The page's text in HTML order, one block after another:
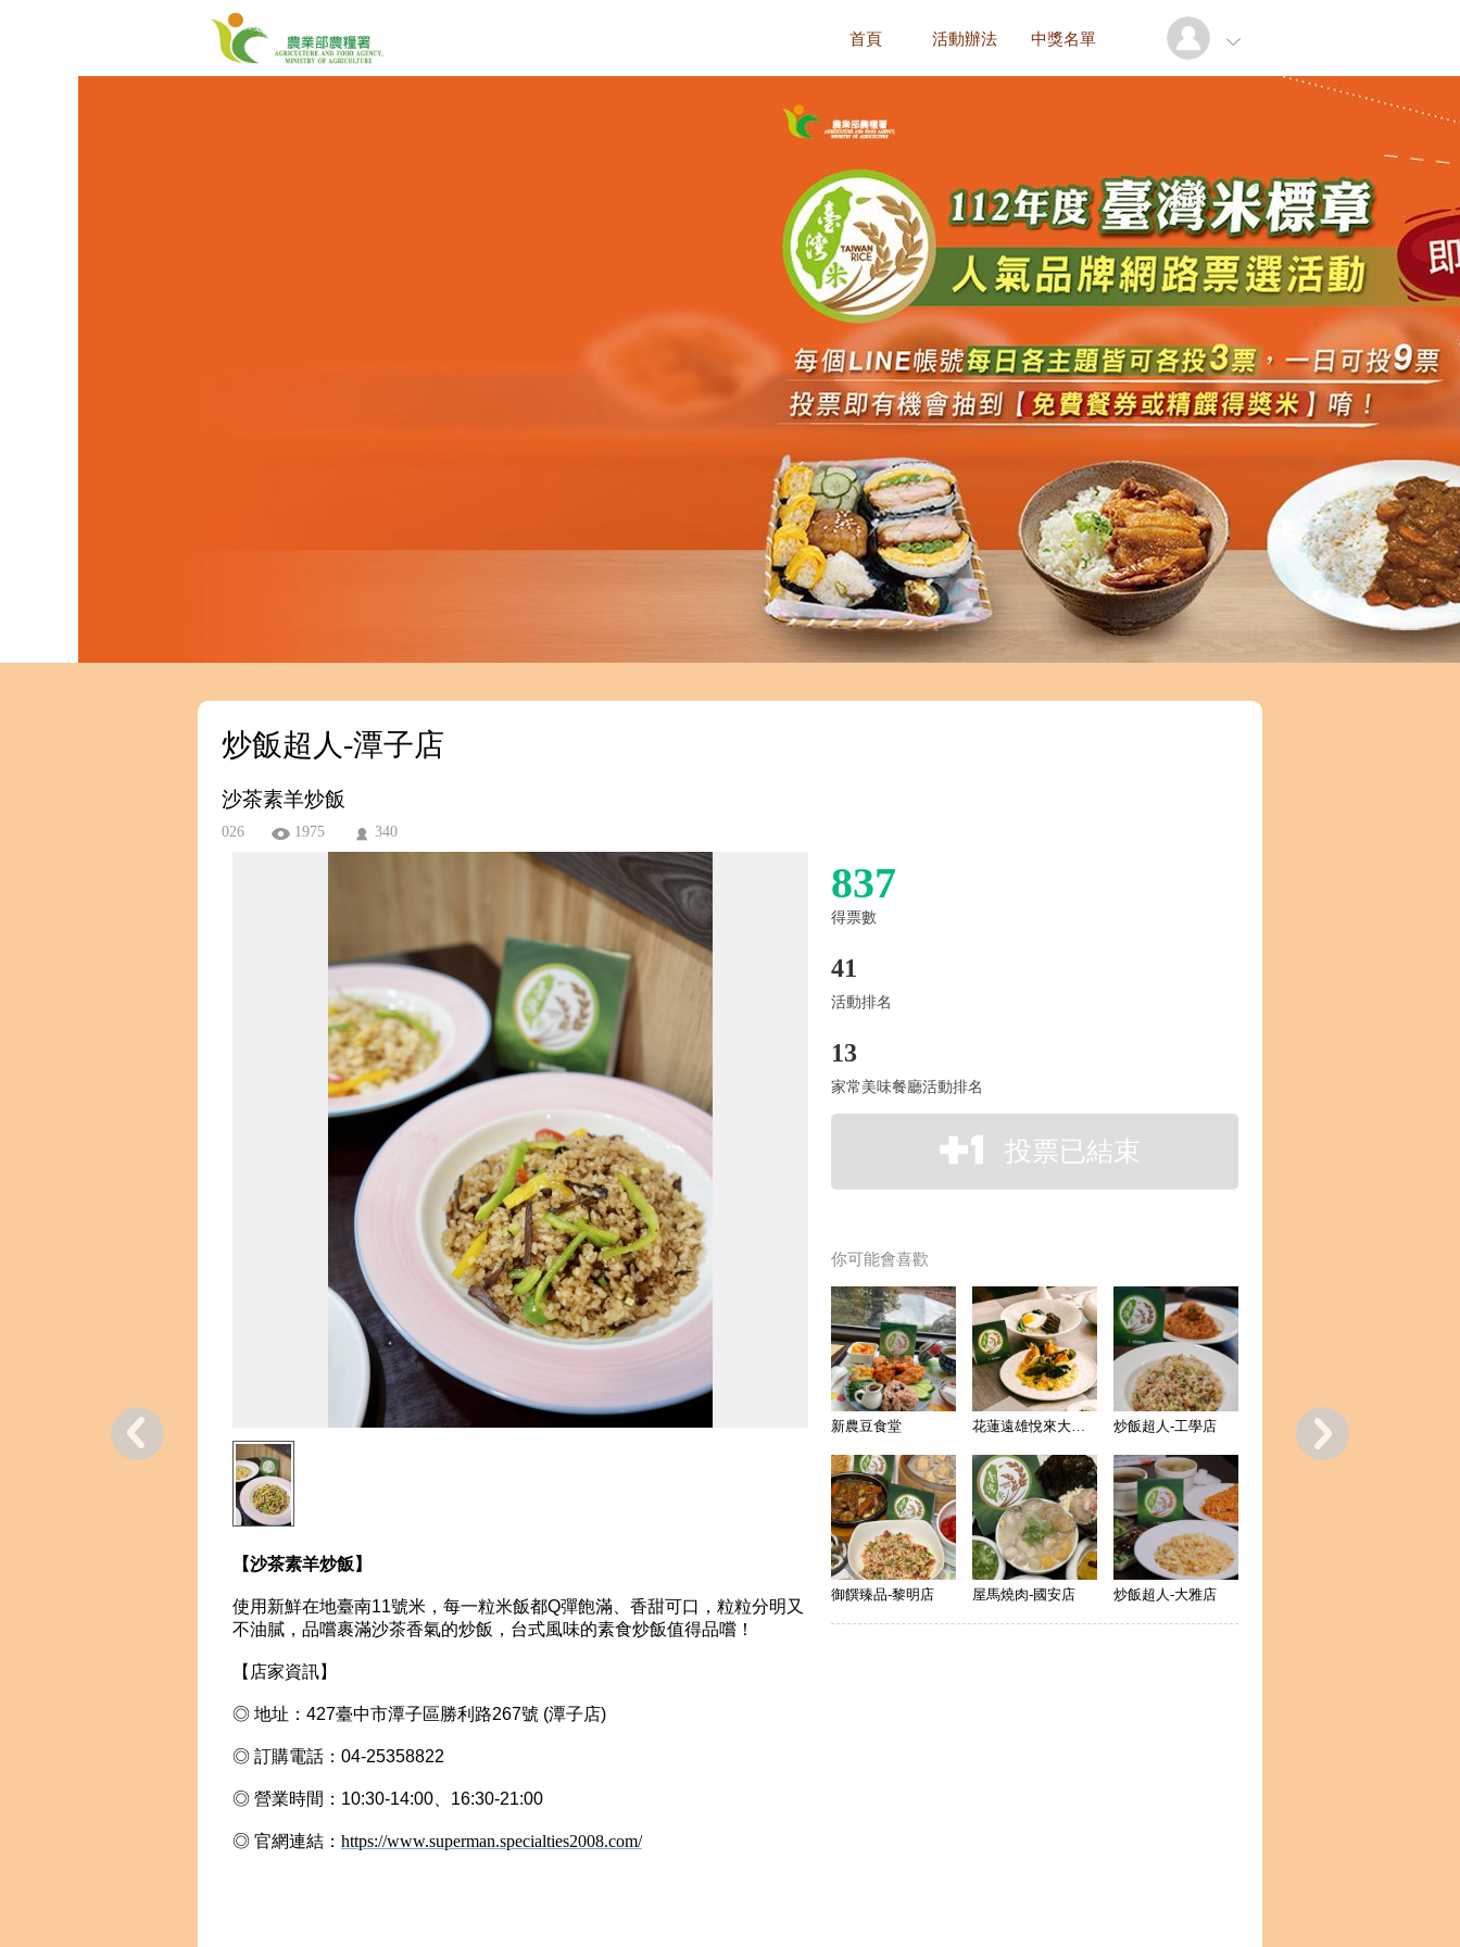
首頁 活動辦法 中獎名單
炒飯超人-潭子店
沙茶素羊炒飯
026 1975 340
【沙茶素羊炒飯】
使用新鮮在地臺南11號米，每一粒米飯都Q彈飽滿、香甜可口，粒粒分明又
不油膩，品嚐裹滿沙茶香氣的炒飯，台式風味的素食炒飯值得品嚐！
【店家資訊】
◎ 地址：427臺中市潭子區勝利路267號 (潭子店)
◎ 訂購電話： 04-25358822
◎ 營業時間：10:30-14:00、16:30-21:00
◎ 官網連結： https://www.superman.specialties2008.com/
837
得票數
41
活動排名
13
家常美味餐廳活動排名
投票已結束
你可能會喜歡
新農豆食堂 花蓮遠雄悅來大飯店 炒飯超人-工學店
御饌臻品-黎明店 屋馬燒肉-國安店 炒飯超人-大雅店